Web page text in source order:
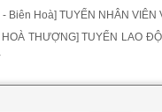
- Biên Hoà] TUYỂN NHÂN
THƯỢNG] TUYỂN LAO